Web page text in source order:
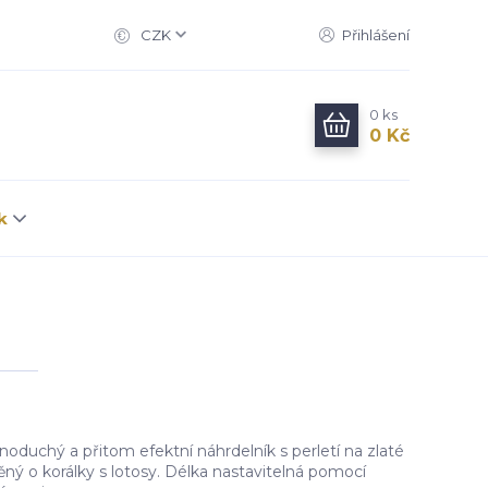
CZK Přihlášení
0 ks
0 Kč
a přitom efektní náhrdelník s perletí na zlaté
o korálky s lotosy. Délka nastavitelná pomocí